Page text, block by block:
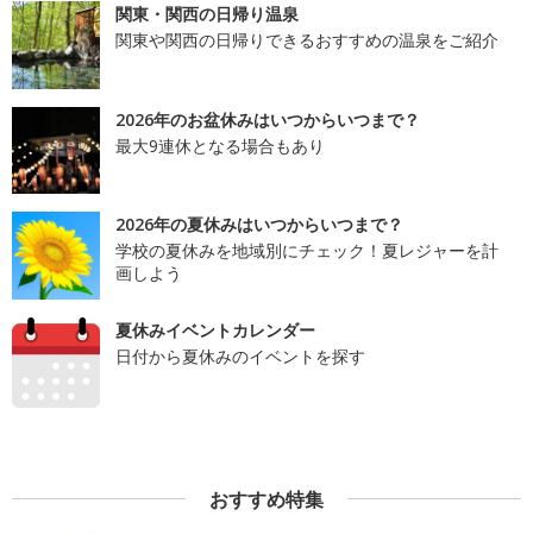
関東・関西の日帰り温泉
関東や関西の日帰りできるおすすめの温泉をご紹介
2026年のお盆休みはいつからいつまで？
最大9連休となる場合もあり
2026年の夏休みはいつからいつまで？
学校の夏休みを地域別にチェック！夏レジャーを計
画しよう
夏休みイベントカレンダー
日付から夏休みのイベントを探す
おすすめ特集